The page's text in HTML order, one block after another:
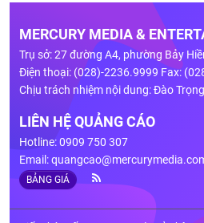
MERCURY MEDIA &
Trụ sở: 27 đường A4, phường Bảy
Điện thoại: (028)-2236.9999 Fax:
Chịu trách nhiệm nội dung: Đào
LIÊN HỆ QUẢNG CÁO
Hotline: 0909 750 307
Email:
BẢNG GIÁ